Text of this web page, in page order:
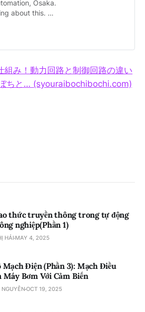
Osaka.
about this. Sứ
ứng
組み！動力回路と制御回路の違い
ちと… (syouraibochibochi.com)
thức truyền thông trong tự động
nghiệp(Phần 1)
HẢI MAY 4, 2025
Mạch Điện (Phần 3): Mạch Điều
Máy Bơm Với Cảm Biến
OCT 19, 2025